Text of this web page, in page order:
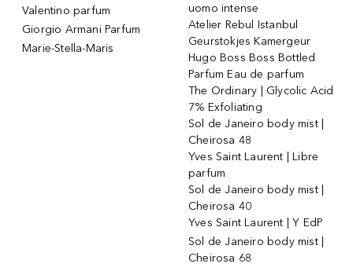
Valentino parfum
Giorgio Armani Parfum
Marie-Stella-Maris
uomo intense
Atelier Rebul Istanbul
Geurstokjes Kamergeur
Hugo Boss Boss Bottled
Parfum Eau de parfum
The Ordinary | Glycolic Acid
7% Exfoliating
Sol de Janeiro body mist |
Cheirosa 48
Yves Saint Laurent | Libre
parfum
Sol de Janeiro body mist |
Cheirosa 40
Yves Saint Laurent | Y EdP
Sol de Janeiro body mist |
Cheirosa 68